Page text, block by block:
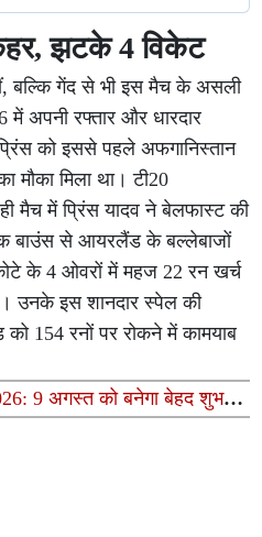
झटके 4 विकेट
बल्कि गेंद से भी इस मैच के असली
में अपनी रफ्तार और धारदार
को इससे पहले अफगानिस्तान
मौका मिला था। टी20
मैच में प्रिंस यादव ने बेलफास्ट की
बाउंस से आयरलैंड के बल्लेबाजों
के 4 ओवरों में महज 22 रन खर्च
उनके इस शानदार स्पेल की
154 रनों पर रोकने में कामयाब
9 अगस्त को बनेगा बेहद शुभ
पर बरसेगी भगवान शिव की